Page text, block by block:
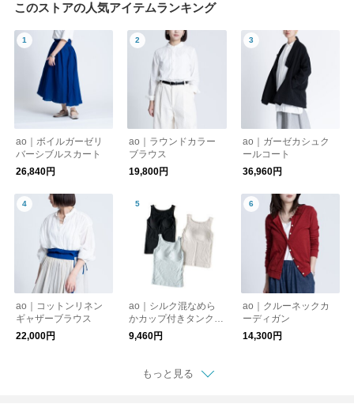
このストアの人気アイテムランキング
ao｜ボイルガーゼリ
バーシブルスカート
26,840円
ao｜ラウンドカラー
ブラウス
19,800円
ao｜ガーゼカシュク
ールコート
36,960円
ao｜コットンリネン
ギャザーブラウス
22,000円
ao｜シルク混なめら
かカップ付きタンクト
ップ
9,460円
ao｜クルーネックカ
ーディガン
14,300円
もっと見る